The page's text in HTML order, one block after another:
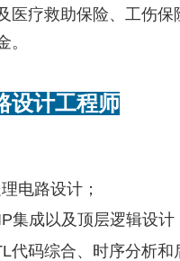
医疗救助保险、工伤保
。
设计工程师
电路设计；
集成以及顶层逻辑设计
代码综合、时序分析和